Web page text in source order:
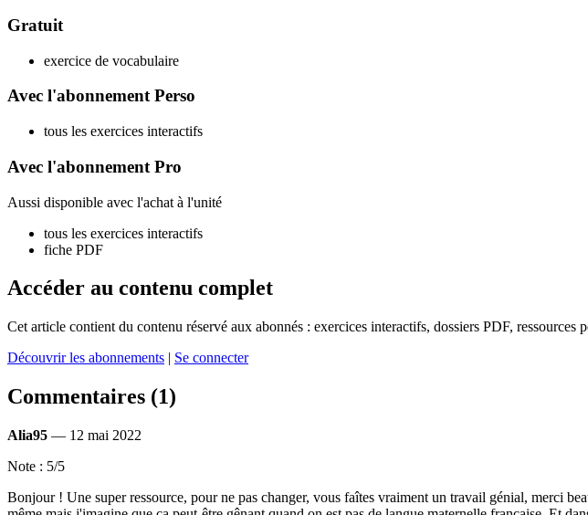
Gratuit
exercice de vocabulaire
Avec l'abonnement Perso
tous les exercices interactifs
Avec l'abonnement Pro
Aussi disponible avec l'achat à l'unité
tous les exercices interactifs
fiche PDF
Accéder au contenu complet
Cet article contient du contenu réservé aux abonnés : exercices interactifs, dossiers PDF, ressources
Découvrir les abonnements | Se connecter
Commentaires (1)
Alia95 — 12 mai 2022
Note : 5/5
Bonjour ! Une super ressource, pour ne pas changer, vous faîtes vraiment un travail génial, merci